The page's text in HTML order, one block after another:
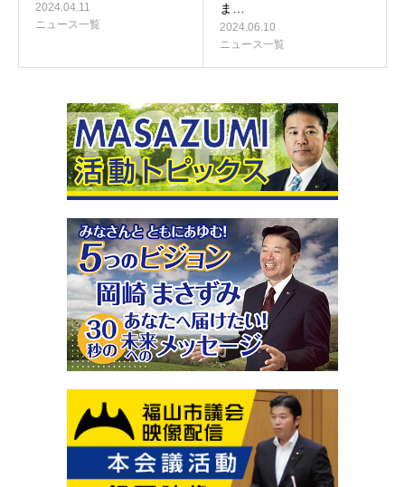
2024.04.11
ニュース一覧
ま…
2024.06.10
ニュース一覧